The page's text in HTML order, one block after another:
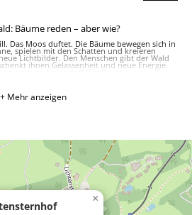
Bäume reden – aber wie?
Das Moos duftet. Die Bäume bewegen sich in
spielen mit den Schatten und kreieren
Lichtbilder. Den Menschen gibt der Wald
ihnen Gelassenheit und neue Energie.
so weit das Auge reicht
erleben sie Natur hautnah. Darüber
bietet der Ritten, der sich nicht umsonst ...
» Mehr
»
In
die
Pilze,
fertig,
+ Mehr anzeigen
×